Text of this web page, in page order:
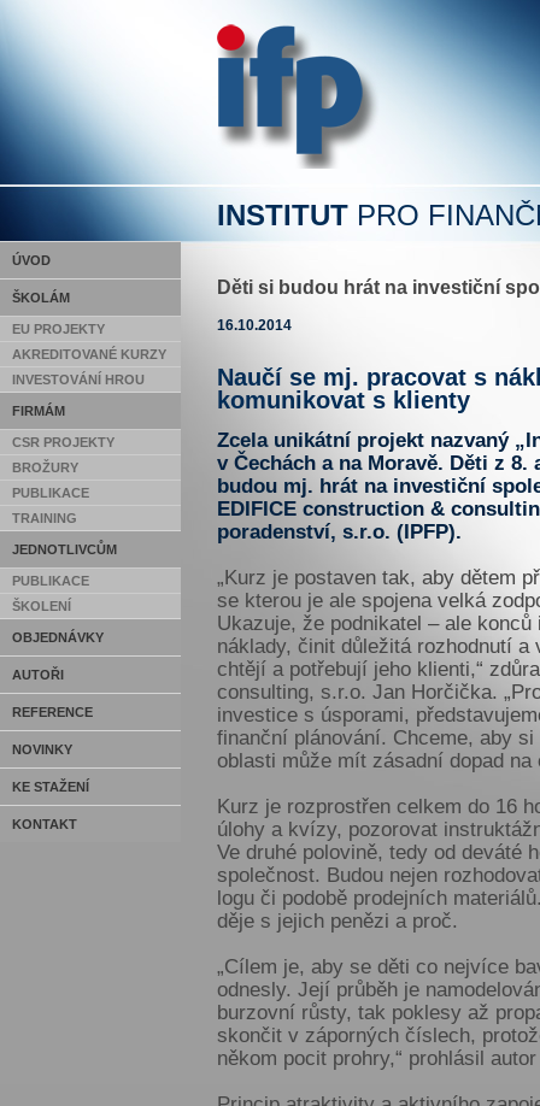
INSTITUT PRO
ÚVOD
ŠKOLÁM
EU PROJEKTY
AKREDITOVANÉ KURZY
INVESTOVÁNÍ HROU
FIRMÁM
CSR PROJEKTY
BROŽURY
PUBLIKACE
TRAINING
JEDNOTLIVCŮM
PUBLIKACE
ŠKOLENÍ
OBJEDNÁVKY
AUTOŘI
REFERENCE
NOVINKY
KE STAŽENÍ
KONTAKT
Děti si budou hrát na investiční
16.10.2014
Naučí se mj. pracovat s
komunikovat s klienty
Zcela unikátní projekt nazvaný
v Čechách a na Moravě. Děti z
budou mj. hrát na investiční
EDIFICE construction &
poradenství, s.r.o. (IPFP).
„Kurz je postaven tak, aby dětem
se kterou je ale spojena velká
Ukazuje, že podnikatel – ale
náklady, činit důležitá rozhodnutí
chtějí a potřebují jeho klienti,“
consulting, s.r.o. Jan Horčička.
investice s úsporami,
finanční plánování. Chceme, aby
oblasti může mít zásadní dopad
Kurz je rozprostřen celkem do 16
úlohy a kvízy, pozorovat
Ve druhé polovině, tedy od deváté
společnost. Budou nejen
logu či podobě prodejních
děje s jejich penězi a proč.
„Cílem je, aby se děti co nejvíce
odnesly. Její průběh je
burzovní růsty, tak poklesy až
skončit v záporných číslech,
někom pocit prohry,“ prohlásil